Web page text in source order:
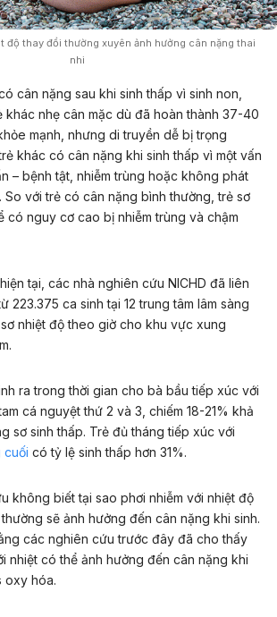
độ thay đổi thường xuyên ảnh hưởng cân nặng thai
nhi
cân nặng sau khi sinh thấp vì sinh non,
khác nhẹ cân mặc dù đã hoàn thành 37-40
mạnh, nhưng di truyền dễ bị trọng
khác có cân nặng khi sinh thấp vì một vấn
– bệnh tật, nhiễm trùng hoặc không phát
So với trẻ có cân nặng bình thường, trẻ sơ
có nguy cơ cao bị nhiễm trùng và chậm
tại, các nhà nghiên cứu NICHD đã liên
223.375 ca sinh tại 12 trung tâm lâm sàng
nhiệt độ theo giờ cho khu vực xung
ra trong thời gian cho bà bầu tiếp xúc với
cá nguyệt thứ 2 và 3, chiếm 18-21% khả
sơ sinh thấp. Trẻ đủ tháng tiếp xúc với
cuối có tỷ lệ sinh thấp hơn 31%.
không biết tại sao phơi nhiễm với nhiệt độ
sẽ ảnh hưởng đến cân nặng khi sinh.
các nghiên cứu trước đây đã cho thấy
nhiệt có thể ảnh hưởng đến cân nặng khi
oxy hóa.